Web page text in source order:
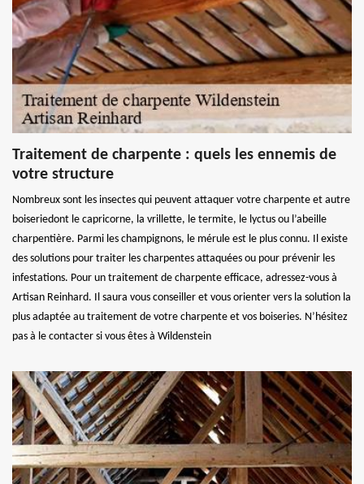
Traitement de charpente : quels les ennemis de
votre structure
Nombreux sont les insectes qui peuvent attaquer votre charpente et autre
boiseriedont le capricorne, la vrillette, le termite, le lyctus ou l’abeille
charpentière. Parmi les champignons, le mérule est le plus connu. Il existe
des solutions pour traiter les charpentes attaquées ou pour prévenir les
infestations. Pour un traitement de charpente efficace, adressez-vous à
Artisan Reinhard. Il saura vous conseiller et vous orienter vers la solution la
plus adaptée au traitement de votre charpente et vos boiseries. N’hésitez
pas à le contacter si vous êtes à Wildenstein